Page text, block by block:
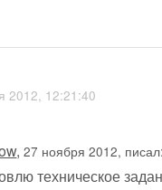
2012, 12:21:40
,27 ноября 2012, писал:
техническое